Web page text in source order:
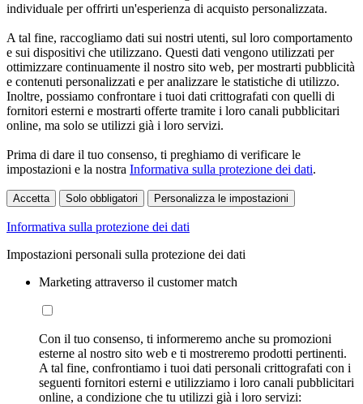
individuale per offrirti un'esperienza di acquisto personalizzata.
A tal fine, raccogliamo dati sui nostri utenti, sul loro comportamento
e sui dispositivi che utilizzano. Questi dati vengono utilizzati per
ottimizzare continuamente il nostro sito web, per mostrarti pubblicità
e contenuti personalizzati e per analizzare le statistiche di utilizzo.
Inoltre, possiamo confrontare i tuoi dati crittografati con quelli di
fornitori esterni e mostrarti offerte tramite i loro canali pubblicitari
online, ma solo se utilizzi già i loro servizi.
Prima di dare il tuo consenso, ti preghiamo di verificare le
impostazioni e la nostra Informativa sulla protezione dei dati.
Accetta Solo obbligatori Personalizza le impostazioni
Informativa sulla protezione dei dati
Impostazioni personali sulla protezione dei dati
Marketing attraverso il customer match
Con il tuo consenso, ti informeremo anche su promozioni
esterne al nostro sito web e ti mostreremo prodotti pertinenti.
A tal fine, confrontiamo i tuoi dati personali crittografati con i
seguenti fornitori esterni e utilizziamo i loro canali pubblicitari
online, a condizione che tu utilizzi già i loro servizi: